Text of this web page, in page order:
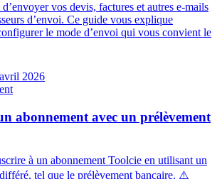
vos devis, factures et autres e-mails
d’envoi. Ce guide vous explique
le mode d’envoi qui vous convient le
2026
abonnement avec un prélèvement
à un abonnement Toolcie en utilisant un
tel que le prélèvement bancaire. ⚠️